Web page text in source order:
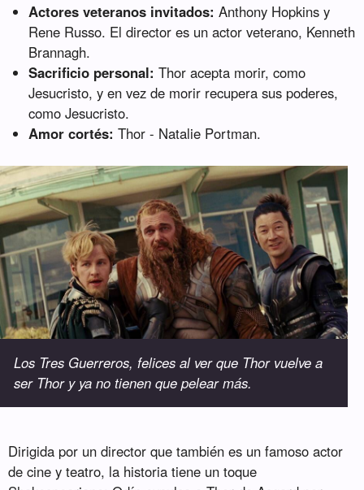
Actores veteranos invitados: Anthony Hopkins y
Rene Russo. El director es un actor veterano, Kenneth
Brannagh.
Sacrificio personal: Thor acepta morir, como
Jesucristo, y en vez de morir recupera sus poderes,
como Jesucristo.
Amor cortés: Thor - Natalie Portman.
Los Tres Guerreros, felices al ver que Thor vuelve a
ser Thor y ya no tienen que pelear más.
Dirigida por un director que también es un famoso actor
de cine y teatro, la historia tiene un toque